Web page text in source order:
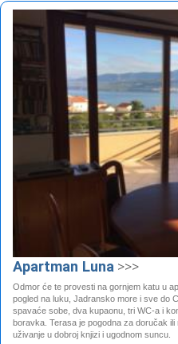
Apartman Luna >>>
Odmor će te provesti na gornjem katu u
pogled na luku, Jadransko more i sve do
spavaće sobe, dva kupaonu, tri WC-a i
boravka. Terasa je pogodna za doručak
uživanje u dobroj knjizi i ugodnom suncu.